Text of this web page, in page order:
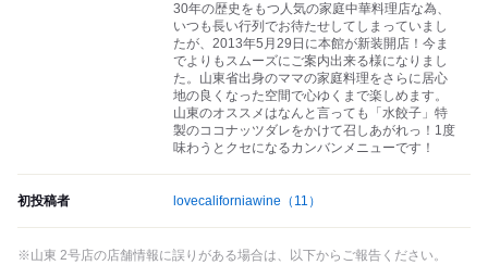
30年の歴史をもつ人気の家庭中華料理店な為、
いつも長い行列でお待たせしてしまっていまし
たが、2013年5月29日に本館が新装開店！今ま
でよりもスムーズにご案内出来る様になりまし
た。山東省出身のママの家庭料理をさらに居心
地の良くなった空間で心ゆくまで楽しめます。
山東のオススメはなんと言っても「水餃子」特
製のココナッツダレをかけて召しあがれっ！1度
味わうとクセになるカンバンメニューです！
初投稿者 lovecaliforniawine （11）
※山東 2号店の店舗情報に誤りがある場合は、以下からご報告ください。